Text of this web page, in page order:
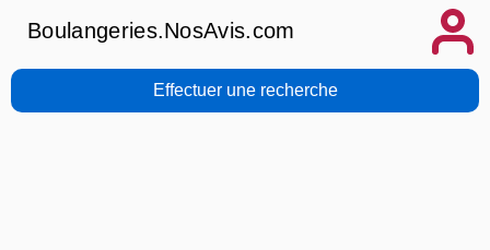
Boulangeries.NosAvis.com
Effectuer une recherche